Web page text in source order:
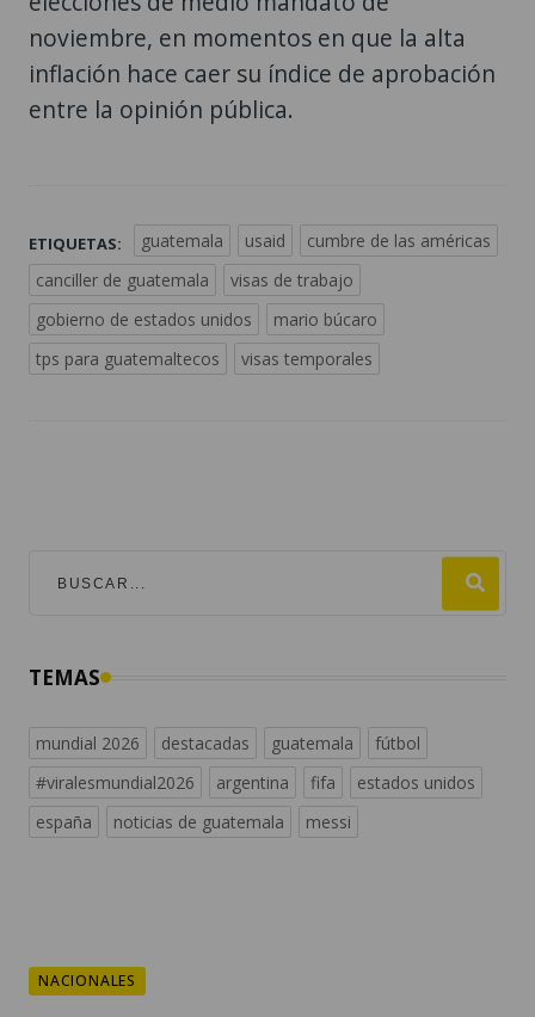
noviembre, en momentos en que la alta
inflación hace caer su índice de aprobación
entre la opinión pública.
ETIQUETAS: guatemala usaid
cumbre de las américas
canciller de guatemala
visas de trabajo
gobierno de estados unidos
mario búcaro
tps para guatemaltecos
visas temporales
TEMAS
mundial 2026 destacadas guatemala
fútbol
#viralesmundial2026
argentina fifa
estados unidos
españa
noticias de guatemala messi
NACIONALES